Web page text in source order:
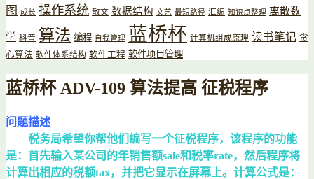
图
成长 操作系统 散文 数据结构 文艺 最短路径 汇编 知识点整理 离散数
学 科普 算法 编程 自我管理 蓝桥杯 计算机组成原理 读书笔记 贪
心算法 软件体系结构 软件工程 软件项目管理
蓝桥杯 ADV-109 算法提高 征税程序
问题描述
税务局希望你帮他们编写一个征税程序，该程序的功能
是：首先输入某公司的年销售额sale和税率rate，然后程序将
计算出相应的税额tax，并把它显示在屏幕上。计算公式是：